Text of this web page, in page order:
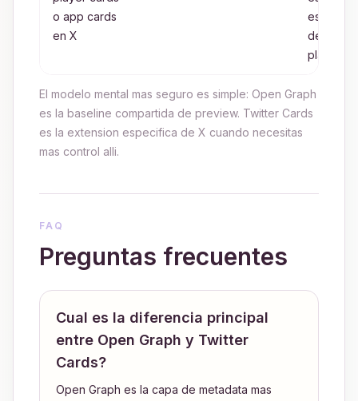
o app cards
en X
de
El modelo mental mas seguro es simple: Open Graph
es la baseline compartida de preview. Twitter Cards
es la extension especifica de X cuando necesitas
mas control alli.
FAQ
Preguntas frecuentes
Cual es la diferencia principal
entre Open Graph y Twitter
Cards?
Open Graph es la capa de metadata mas